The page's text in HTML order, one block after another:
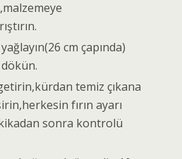
cm çapında)
getirin,kürdan temiz çıkana
fırın ayarı
sonra kontrolü